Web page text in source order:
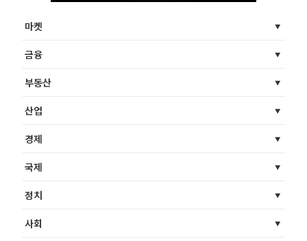
마켓
금융
부동산
산업
경제
국제
정치
사회